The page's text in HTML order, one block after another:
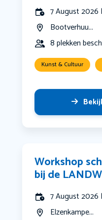
7 August 2026
Bootverhuu...
8 plekken
Kunst & Cultuur
Workshop
bij de
7 August 2026
Elzenkampe...